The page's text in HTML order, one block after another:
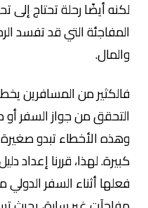
لكنه أيضًا رحلة تحتاج
المفاجئة التي قد تفسد
والمال.
فالكثير من المسافرين
التحقق من جواز السفر أو
وهذه الأخطاء تبدو
كبيرة. لهذا، قررنا إعداد
فعلها أثناء السفر